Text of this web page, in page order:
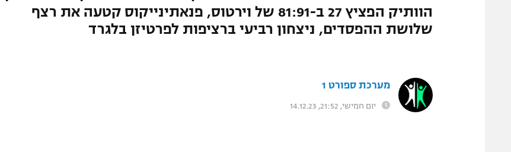
הוותיק הפציץ 27 ב-81:91 של וירטוס, פנאתינייקוס קטעה את רצף
שלושת ההפסדים, ניצחון רביעי ברציפות לפרטיזן בלגרד
מערכת ספורט 1
יום חמישי, 21:52, 14.12.23